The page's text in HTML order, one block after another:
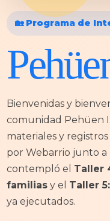
🏡 Programa de
Bienvenidas y
comunidad Pehüen
materiales y
por Webarrio junto a
contempló el Taller
familias y el Taller
ya ejecutados.